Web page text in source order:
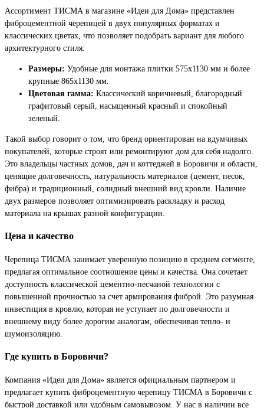
Ассортимент ТИСМА в магазине «Идеи для Дома» представлен
фиброцементной черепицей в двух популярных форматах и
классических цветах, что позволяет подобрать вариант для любого
архитектурного стиля:
Размеры: Удобные для монтажа плитки 575х1130 мм и более
крупные 865х1130 мм.
Цветовая гамма: Классический коричневый, благородный
графитовый серый, насыщенный красный и спокойный
зеленый.
Такой выбор говорит о том, что бренд ориентирован на вдумчивых
покупателей, которые строят или ремонтируют дом для себя надолго.
Это владельцы частных домов, дач и коттеджей в Боровичи и области,
ценящие долговечность, натуральность материалов (цемент, песок,
фибра) и традиционный, солидный внешний вид кровли. Наличие
двух размеров позволяет оптимизировать раскладку и расход
материала на крышах разной конфигурации.
Цена и качество
Черепица ТИСМА занимает уверенную позицию в среднем сегменте,
предлагая оптимальное соотношение цены и качества. Она сочетает
доступность классической цементно-песчаной технологии с
повышенной прочностью за счет армирования фиброй. Это разумная
инвестиция в кровлю, которая не уступает по долговечности и
внешнему виду более дорогим аналогам, обеспечивая тепло- и
шумоизоляцию.
Где купить в Боровичи?
Компания «Идеи для Дома» является официальным партнером и
предлагает купить фиброцементную черепицу ТИСМА в Боровичи с
быстрой доставкой или удобным самовывозом. У нас в наличии все